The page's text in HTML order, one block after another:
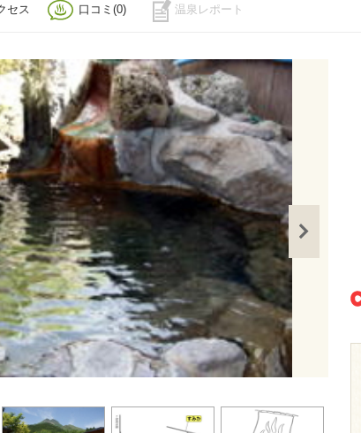
セス 口コミ(0) 温泉レポート